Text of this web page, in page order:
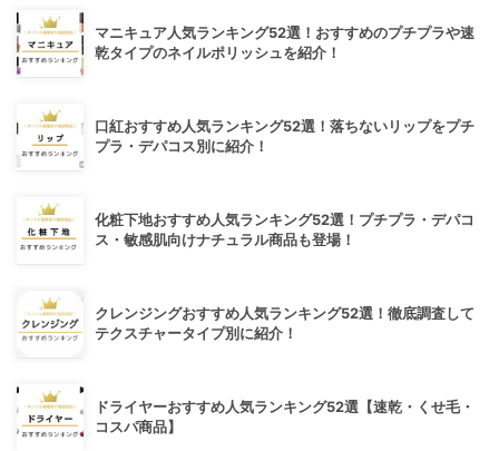
マニキュア人気ランキング52選！おすすめのプチプラや速
乾タイプのネイルポリッシュを紹介！
口紅おすすめ人気ランキング52選！落ちないリップをプチ
プラ・デパコス別に紹介！
化粧下地おすすめ人気ランキング52選！プチプラ・デパコ
ス・敏感肌向けナチュラル商品も登場！
クレンジングおすすめ人気ランキング52選！徹底調査して
テクスチャータイプ別に紹介！
ドライヤーおすすめ人気ランキング52選【速乾・くせ毛・
コスパ商品】